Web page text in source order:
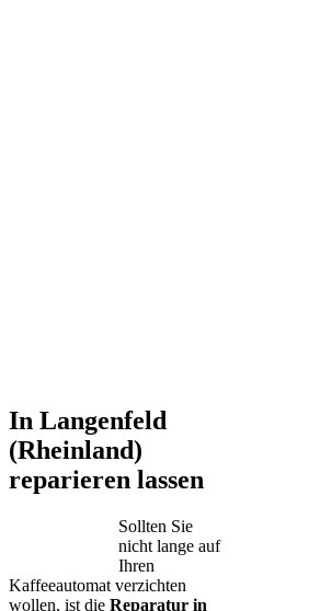
In Langenfeld
(Rheinland)
reparieren lassen
Sollten Sie
nicht lange auf
Ihren
Kaffeeautomat verzichten
wollen, ist die Reparatur in